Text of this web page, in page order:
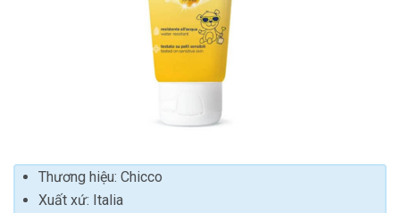
Thương hiệu: Chicco
Xuất xứ: Italia